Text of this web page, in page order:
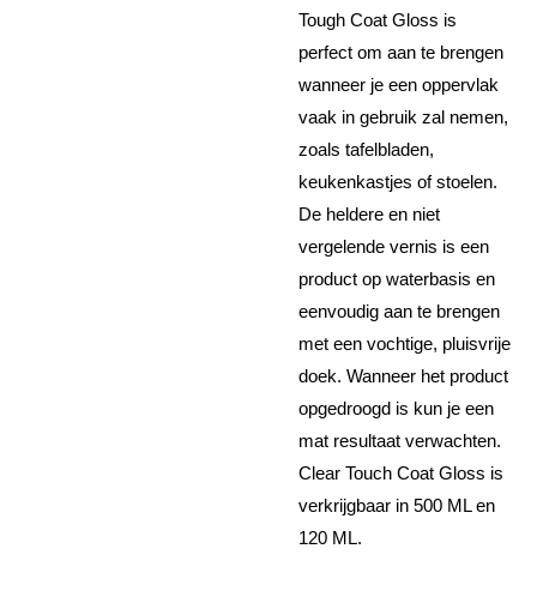
Tough Coat Gloss is
perfect om aan te brengen
wanneer je een oppervlak
vaak in gebruik zal nemen,
zoals tafelbladen,
keukenkastjes of stoelen.
De heldere en niet
vergelende vernis is een
product op waterbasis en
eenvoudig aan te brengen
met een vochtige, pluisvrije
doek. Wanneer het product
opgedroogd is kun je een
mat resultaat verwachten.
Clear Touch Coat Gloss is
verkrijgbaar in 500 ML en
120 ML.